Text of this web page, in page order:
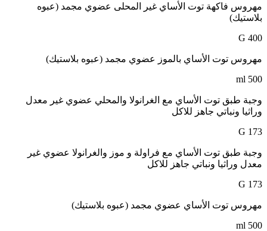
مهروس فاكهة توت الأساي غير المحلى عضوي مجمد (عبوه
بلاستيك)
400 G
مهروس توت الأساي بالموز عضوي مجمد (عبوه بلاستيك)
500 ml
وجبة طبق توت الأساي مع الغرانولا والمحلي عضوي غير معدل
وراثيا ونباتي جاهز للاكل
173 G
وجبة طبق توت الأساي مع فراولة و موز والغرانولا عضوي غير
معدل وراثيا ونباتي جاهز للاكل
173 G
مهروس توت الأساي عضوي مجمد (عبوه بلاستيك)
500 ml